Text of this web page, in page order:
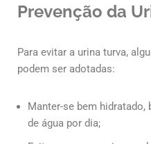
Prevenção da
Para evitar a urina turva,
podem ser adotadas:
Manter-se bem
de água por dia;